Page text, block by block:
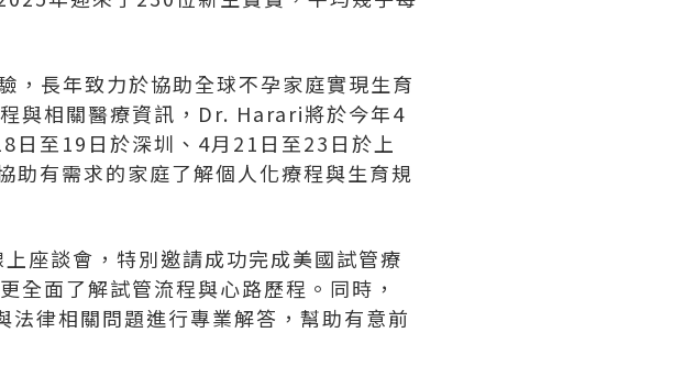
長年致力於協助全球不孕家庭實現生育
與相關醫療資訊，Dr. Harari將於今年4
日至19日於深圳、4月21日至23日於上
助有需求的家庭了解個人化療程與生育規
座談會，特別邀請成功完成美國試管療
全面了解試管流程與心路歷程。同時，
律相關問題進行專業解答，幫助有意前